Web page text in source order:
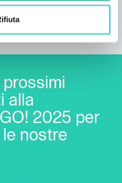
dell’evento per verificare
alla
2025 per
nostre